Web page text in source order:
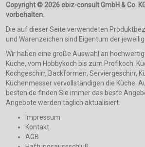
Copyright © 2026 ebiz-consult GmbH & Co.
vorbehalten.
Die auf dieser Seite verwendeten
und Warenzeichen sind Eigentum der
Wir haben eine große Auswahl an
Küche, vom Hobbykoch bis zum Profikoch.
Kochgeschirr, Backformen, Serviergeschirr,
Küchenmesser vervollständigen die Küche.
besten.de finden Sie immer das beste
Angebote werden täglich aktualisiert.
Impressum
Kontakt
AGB